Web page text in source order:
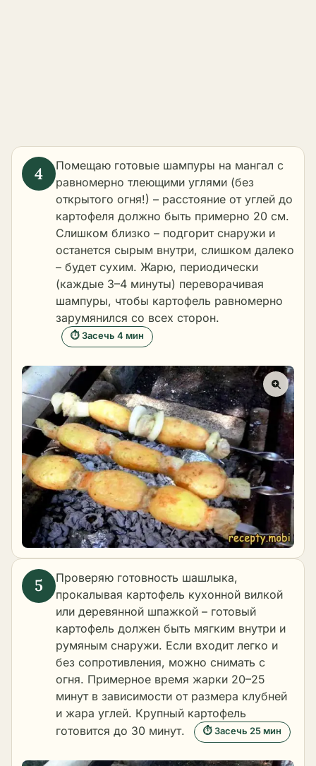
Помещаю готовые шампуры на мангал с
равномерно тлеющими углями (без
открытого огня!) – расстояние от углей до
картофеля должно быть примерно 20 см.
Слишком близко – подгорит снаружи и
останется сырым внутри, слишком далеко
– будет сухим. Жарю, периодически
(каждые 3–4 минуты) переворачивая
шампуры, чтобы картофель равномерно
зарумянился со всех сторон.
⏱ Засечь 4 мин
Проверяю готовность шашлыка,
прокалывая картофель кухонной вилкой
или деревянной шпажкой – готовый
картофель должен быть мягким внутри и
румяным снаружи. Если входит легко и
без сопротивления, можно снимать с
огня. Примерное время жарки 20–25
минут в зависимости от размера клубней
и жара углей. Крупный картофель
готовится до 30 минут.
⏱ Засечь 25 мин